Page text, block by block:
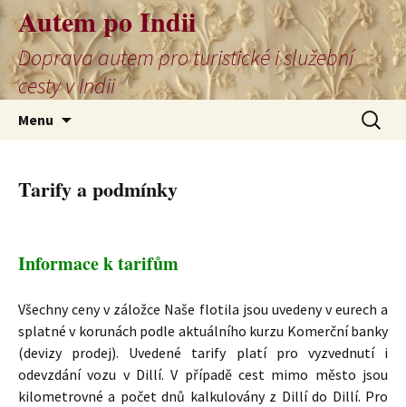
Autem po Indii
Doprava autem pro turistické i služební
cesty v Indii
Menu
Tarify a podmínky
Informace k tarifům
Všechny ceny v záložce Naše flotila jsou uvedeny v eurech a
splatné v korunách podle aktuálního kurzu Komerční banky
(devizy prodej). Uvedené tarify platí pro vyzvednutí i
odevzdání vozu v Dillí. V případě cest mimo město jsou
kilometrovné a počet dnů kalkulovány z Dillí do Dillí. Pro